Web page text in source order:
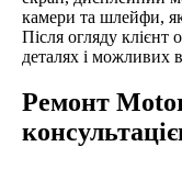
камери та шлейфи,
Після огляду клієнт
деталях і можливих
Ремонт